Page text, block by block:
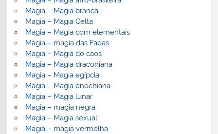
Magia – Magia branca
Magia – Magia Celta
Magia – Magia com elementais
Magia – magia das Fadas
Magia – Magia do caos
Magia – Magia draconiana
Magia – Magia egípcia
Magia – Magia enochiana
Magia – Magia lunar
Magia – magia negra
Magia – Magia sexual
Magia – magia vermelha